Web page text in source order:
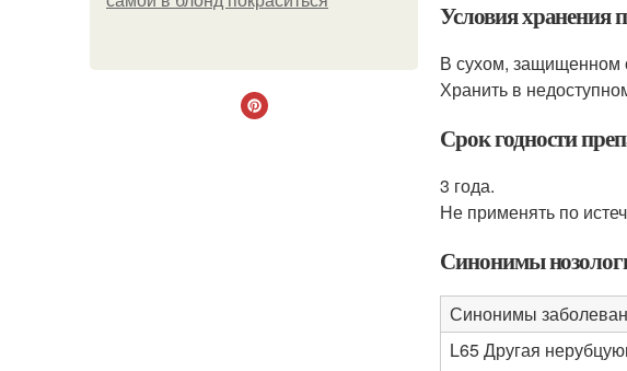
Условия хранения
В сухом, защищенном
Хранить в
Срок годности
3 года.
Не применять по
Синонимы
Синонимы
L65 Другая